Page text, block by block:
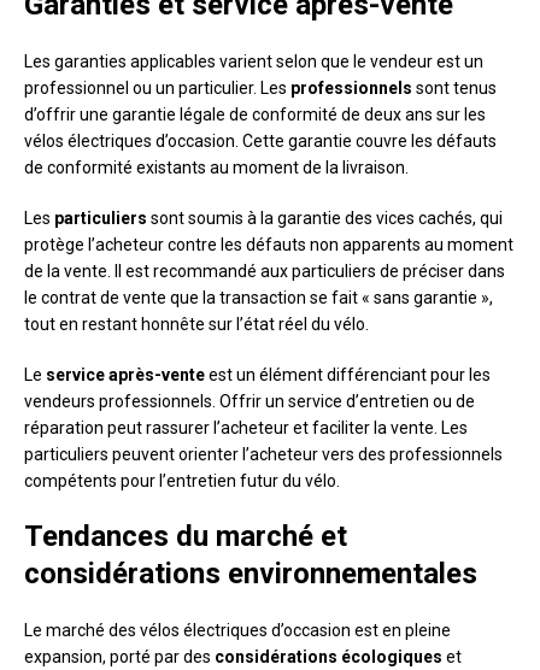
Les garanties applicables varient selon que le vendeur est un
professionnel ou un particulier. Les professionnels sont tenus
d’offrir une garantie légale de conformité de deux ans sur les
vélos électriques d’occasion. Cette garantie couvre les défauts
de conformité existants au moment de la livraison.
Les particuliers sont soumis à la garantie des vices cachés, qui
protège l’acheteur contre les défauts non apparents au moment
de la vente. Il est recommandé aux particuliers de préciser dans
le contrat de vente que la transaction se fait « sans garantie »,
tout en restant honnête sur l’état réel du vélo.
Le service après-venteest un élément différenciant pour les
vendeurs professionnels. Offrir un service d’entretien ou de
réparation peut rassurer l’acheteur et faciliter la vente. Les
particuliers peuvent orienter l’acheteur vers des professionnels
compétents pour l’entretien futur du vélo.
Tendances du marché et
considérations environnementales
Le marché des vélos électriques d’occasion est en pleine
expansion, porté par des considérations écologiques et